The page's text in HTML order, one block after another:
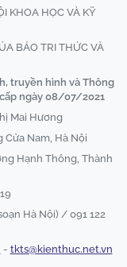
KHOA HỌC VÀ KỸ
BÁO TRI THỨC VÀ
truyền hình và Thông
ngày 08/07/2021
Mai Hương
Cửa Nam, Hà Nội
Hạnh Thông, Thành
Hà Nội) / 091 122
- tkts@kienthuc.net.vn